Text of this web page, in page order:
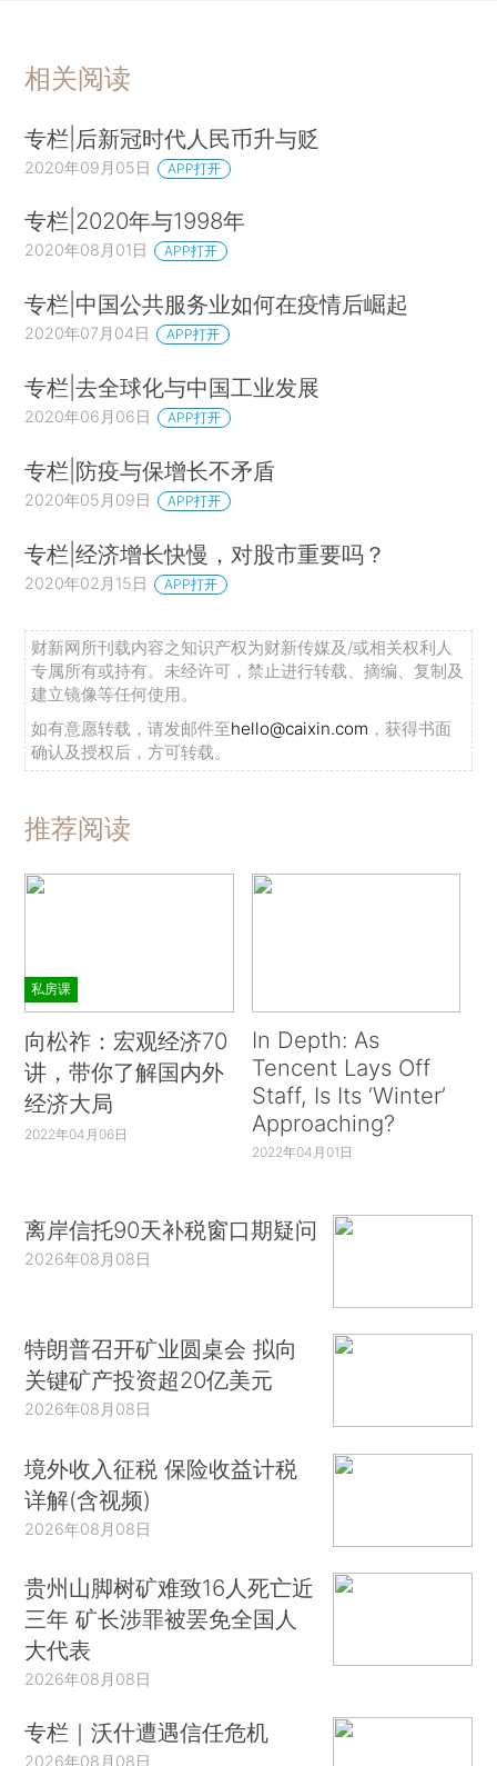
相关阅读
专栏|后新冠时代人民币升与贬
2020年09月05日 APP打开
专栏|2020年与1998年
2020年08月01日 APP打开
专栏|中国公共服务业如何在疫情后崛起
2020年07月04日 APP打开
专栏|去全球化与中国工业发展
2020年06月06日 APP打开
专栏|防疫与保增长不矛盾
2020年05月09日 APP打开
专栏|经济增长快慢，对股市重要吗？
2020年02月15日 APP打开
财新网所刊载内容之知识产权为财新传媒及/或相关权利人
专属所有或持有。未经许可，禁止进行转载、摘编、复制及
建立镜像等任何使用。
如有意愿转载，请发邮件至hello@caixin.com ，获得书面
确认及授权后，方可转载。
推荐阅读
私房课
向松祚：宏观经济70
讲，带你了解国内外
经济大局
2022年04月06日
In Depth: As
Tencent Lays Off
Staff, Is Its ‘Winter’
Approaching?
2022年04月01日
离岸信托90天补税窗口期疑问
2026年08月08日
特朗普召开矿业圆桌会 拟向
关键矿产投资超20亿美元
2026年08月08日
境外收入征税 保险收益计税
详解(含视频)
2026年08月08日
贵州山脚树矿难致16人死亡近
三年 矿长涉罪被罢免全国人
大代表
2026年08月08日
专栏｜沃什遭遇信任危机
2026年08月08日